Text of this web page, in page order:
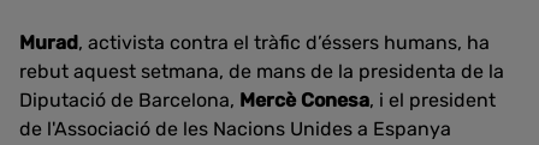
Murad, activista contra el tràfic d’éssers humans, ha
rebut aquest setmana, de mans de la presidenta de la
Diputació de Barcelona, Mercè Conesa, i el president
de l'Associació de les Nacions Unides a Espanya